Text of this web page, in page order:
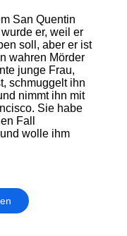
San Quentin
er, weil er
soll, aber er ist
wahren Mörder
junge Frau,
schmuggelt ihn
nimmt ihn mit
Sie habe
Fall
wolle ihm